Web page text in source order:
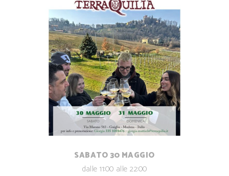
SABATO 30 MAGGIO
dalle 11:00 alle 22:00